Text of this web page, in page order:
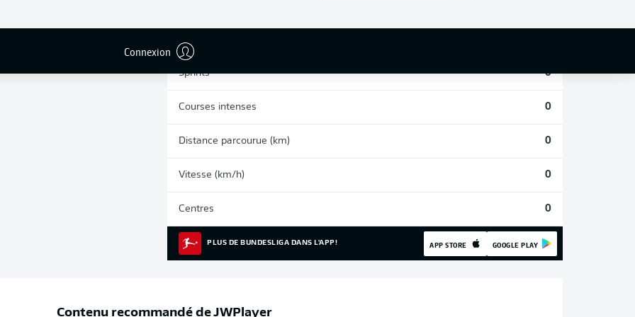
Connexion
Sprints 0
Courses intenses 0
Distance parcourue (km) 0
Vitesse (km/h) 0
Centres 0
PLUS DE BUNDESLIGA DANS L'APP! APP STORE GOOGLE PLAY
Contenu recommandé deJWPlayer